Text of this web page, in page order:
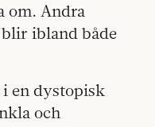
om. Andra
ibland både
i en dystopisk
och